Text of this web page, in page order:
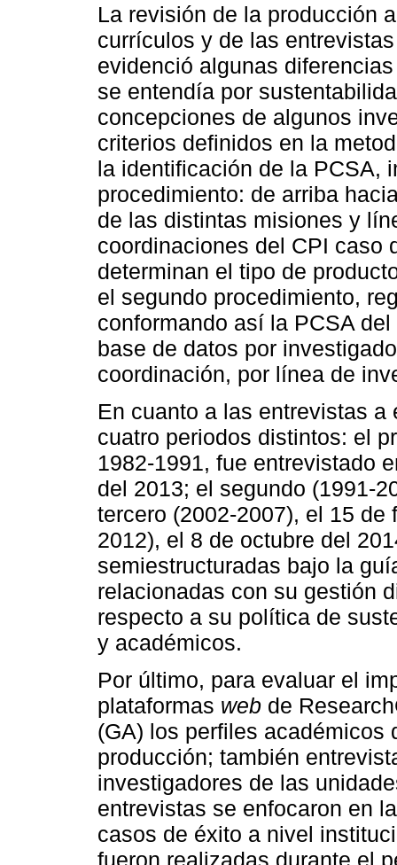
La revisión de la producción
currículos y de las
evidenció algunas
se entendía por
concepciones de algunos
criterios definidos en la
la identificación de la PCSA,
procedimiento: de arriba
de las distintas misiones y
coordinaciones del CPI caso
determinan el tipo de
el segundo procedimiento,
conformando así la PCSA
base de datos por
coordinación, por línea de
En cuanto a las entrevistas
cuatro periodos distintos: el
1982-1991, fue entrevistado
del 2013; el segundo (1991-
tercero (2002-2007), el 15
2012), el 8 de octubre del
semiestructuradas bajo la
relacionadas con su gestión
respecto a su política de
y académicos.
Por último, para evaluar el
plataformas web de
(GA) los perfiles académicos
producción; también
investigadores de las
entrevistas se enfocaron en
casos de éxito a nivel
fueron realizadas durante el